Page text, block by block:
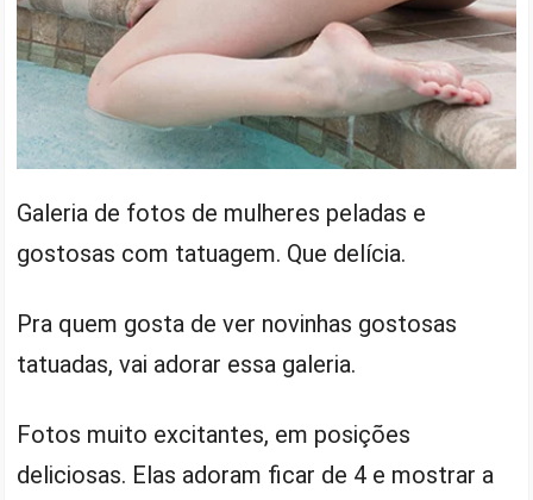
Galeria de fotos de mulheres peladas e
gostosas com tatuagem. Que delícia.
Pra quem gosta de ver novinhas gostosas
tatuadas, vai adorar essa galeria.
Fotos muito excitantes, em posições
deliciosas. Elas adoram ficar de 4 e mostrar a